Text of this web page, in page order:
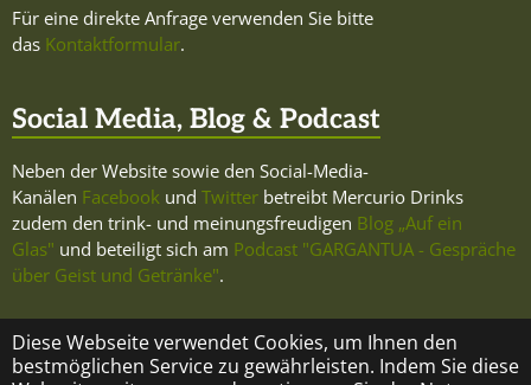
Diese Webseite verwendet Cookies, um Ihnen den
bestmöglichen Service zu gewährleisten. Indem Sie diese
Für eine direkte Anfrage verwenden Sie bitte
das Kontaktformular.
Social Media, Blog & Podcast
Neben der Website sowie den Social-Media-
Kanälen Facebook und Twitter betreibt Mercurio Drinks
zudem den trink- und meinungsfreudigen Blog „Auf ein
Glas" und beteiligt sich am Podcast "GARGANTUA - Gespräche
über Geist und Getränke".